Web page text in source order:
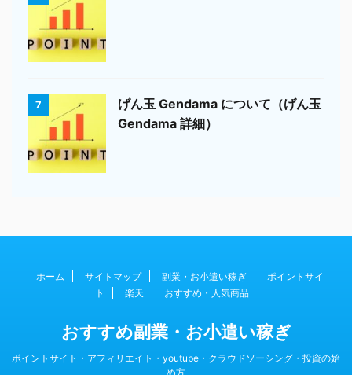
7
げん玉 Gendama について（げん玉
Gendama 詳細）
ホーム サイトマップ 副業・お小遣い稼ぎ
ポイントサイ
ト
楽天 おすすめ・人気商品
おすすめ副業・お小遣い稼ぎ
ポイントサイト・アフィリエイト・youtube・クラウドソーシング・投資の始
め方